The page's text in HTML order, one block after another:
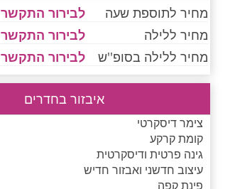
מחיר לתוספת שעה
לבירור התקשר
מחיר ללילה
לבירור התקשר
מחיר ללילה בסופ''ש
לבירור התקשר
איבזור בחדרים
צימר דיסקרטי
קומת קרקע
גינה פרטית ודיסקרטית
עיצוב חדשני ואבזור חדיש
פינת קפה